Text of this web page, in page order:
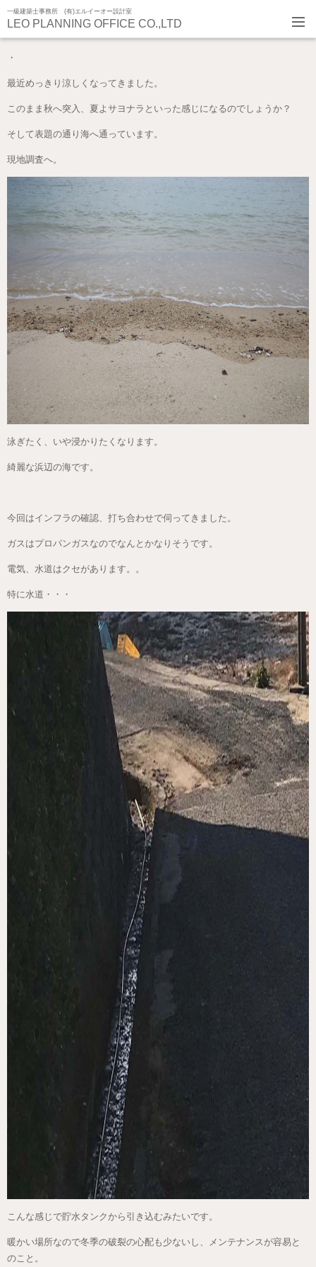
一級建築士事務所 (有)エルイーオー設計室
LEO PLANNING OFFICE CO.,LTD
・
最近めっきり涼しくなってきました。
このまま秋へ突入、夏よサヨナラといった感じになるのでしょうか？
そして表題の通り海へ通っています。
現地調査へ。
泳ぎたく、いや浸かりたくなります。
綺麗な浜辺の海です。
今回はインフラの確認、打ち合わせで伺ってきました。
ガスはプロパンガスなのでなんとかなりそうです。
電気、水道はクセがあります。。
特に水道・・・
こんな感じで貯水タンクから引き込むみたいです。
暖かい場所なので冬季の破裂の心配も少ないし、メンテナンスが容易と
のこと。